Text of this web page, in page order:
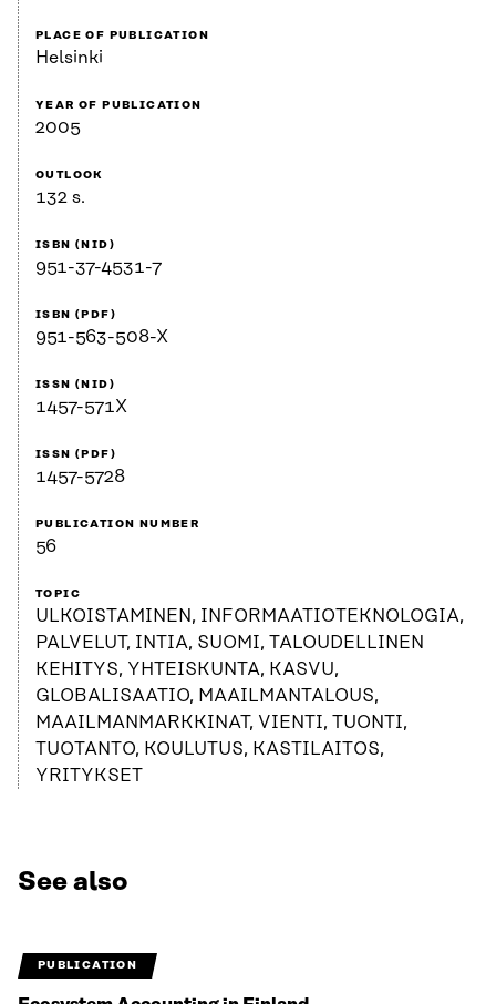
PLACE OF PUBLICATION
Helsinki
YEAR OF PUBLICATION
2005
OUTLOOK
132 s.
ISBN (NID)
951-37-4531-7
ISBN (PDF)
951-563-508-X
ISSN (NID)
1457-571X
ISSN (PDF)
1457-5728
PUBLICATION NUMBER
56
TOPIC
ULKOISTAMINEN, INFORMAATIOTEKNOLOGIA,
PALVELUT, INTIA, SUOMI, TALOUDELLINEN
KEHITYS, YHTEISKUNTA, KASVU,
GLOBALISAATIO, MAAILMANTALOUS,
MAAILMANMARKKINAT, VIENTI, TUONTI,
TUOTANTO, KOULUTUS, KASTILAITOS,
YRITYKSET
See also
PUBLICATION